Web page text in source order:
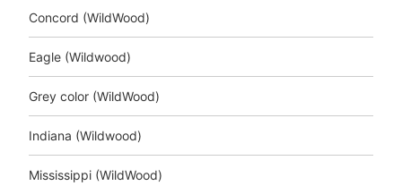
Concord (WildWood)
Eagle (Wildwood)
Grey color (WildWood)
Indiana (Wildwood)
Mississippi (WildWood)